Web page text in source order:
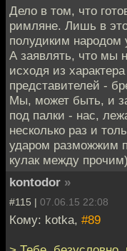
Дело в том, что
римляне. Лишь в
полудиким народом
А заявлять, что мы
исходя из
представителей -
Мы, может быть, и
под палки - нас,
несколько раз и
ударом разможжим
кулак между
kontodor »
#115 | 07.06.15 22:08
Кому: kotka, #89